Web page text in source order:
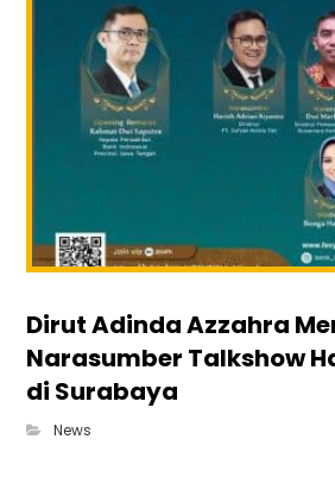
Dirut Adinda Azzahra
Narasumber Talkshow
di Surabaya
News